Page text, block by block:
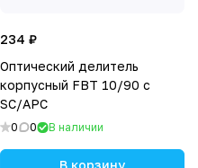
234 ₽
Оптический делитель
корпусный FBT 10/90 с
SC/APC
0 0 В наличии
В корзину